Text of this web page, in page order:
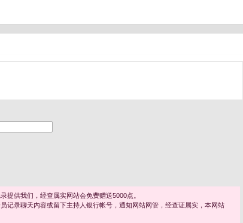
提供我们，经查属实网站会免费赠送5000点。
记录聊天内容或留下主持人银行帐号，通知网站网管，经查证属实，本网站